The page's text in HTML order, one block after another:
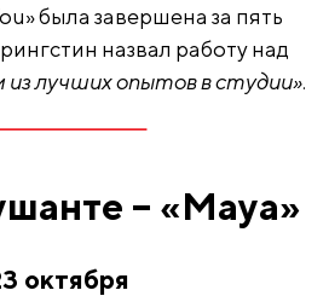
была завершена за пять
назвал работу над
из лучших опытов в студии».
– «Maya»
октября